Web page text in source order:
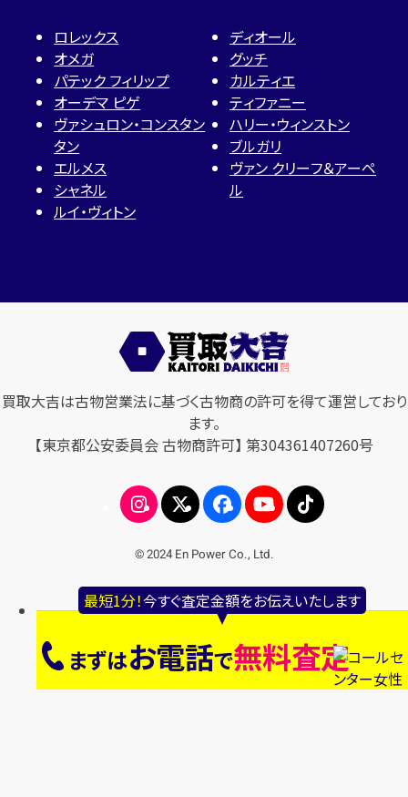
最短1分！今すぐ査定金額をお伝えいたします
まずはお電話で無料査定
ロレックス
オメガ
パテック フィリップ
オーデマ ピゲ
ヴァシュロン・コンスタン
タン
エルメス
シャネル
ルイ・ヴィトン
ディオール
グッチ
カルティエ
ティファニー
ハリー・ウィンストン
ブルガリ
ヴァン クリーフ＆アーペ
ル
買取大吉は古物営業法に基づく古物商の許可を得て運営しており
ます。
【東京都公安委員会 古物商許可】 第304361407260号
© 2024 En Power Co., Ltd.